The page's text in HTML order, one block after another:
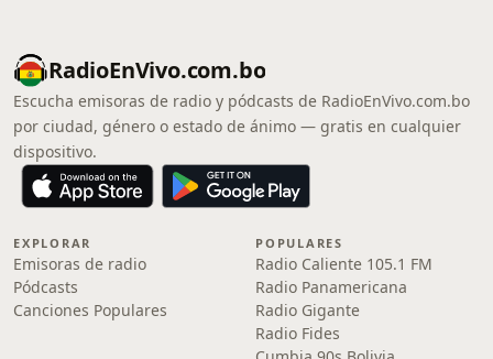
RadioEnVivo.com.bo
Escucha emisoras de radio y pódcasts de RadioEnVivo.com.bo
por ciudad, género o estado de ánimo — gratis en cualquier
dispositivo.
EXPLORAR
Emisoras de radio
Pódcasts
Canciones Populares
POPULARES
Radio Caliente 105.1 FM
Radio Panamericana
Radio Gigante
Radio Fides